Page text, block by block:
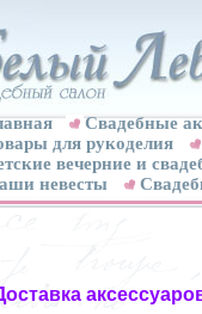
Свадебные
для рукоделия
вечерние и
невесты